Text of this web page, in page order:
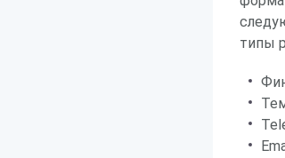
типы